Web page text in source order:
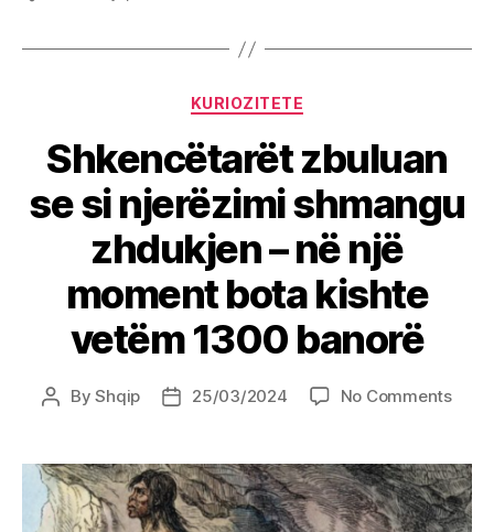
Categories
KURIOZITETE
Shkencëtarët zbuluan
se si njerëzimi shmangu
zhdukjen – në një
moment bota kishte
vetëm 1300 banorë
PostByShqip
Post25/03/2024 No Commentson
se
si